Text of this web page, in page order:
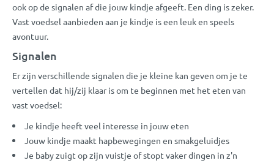
ook op de signalen af die jouw kindje afgeeft. Een ding is zeker.
Vast voedsel aanbieden aan je kindje is een leuk en speels
avontuur.
Signalen
Er zijn verschillende signalen die je kleine kan geven om je te
vertellen dat hij/zij klaar is om te beginnen met het eten van
vast voedsel:
Je kindje heeft veel interesse in jouw eten
Jouw kindje maakt hapbewegingen en smakgeluidjes
Je baby zuigt op zijn vuistje of stopt vaker dingen in z'n